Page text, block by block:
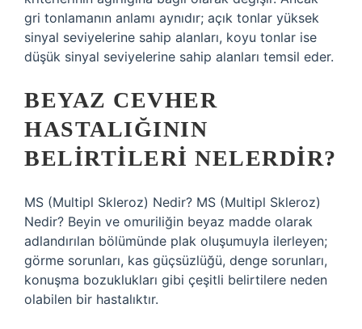
gri tonlamanın anlamı aynıdır; açık tonlar yüksek
sinyal seviyelerine sahip alanları, koyu tonlar ise
düşük sinyal seviyelerine sahip alanları temsil eder.
BEYAZ CEVHER
HASTALIĞININ
BELIRTILERI NELERDIR?
MS (Multipl Skleroz) Nedir? MS (Multipl Skleroz)
Nedir? Beyin ve omuriliğin beyaz madde olarak
adlandırılan bölümünde plak oluşumuyla ilerleyen;
görme sorunları, kas güçsüzlüğü, denge sorunları,
konuşma bozuklukları gibi çeşitli belirtilere neden
olabilen bir hastalıktır.